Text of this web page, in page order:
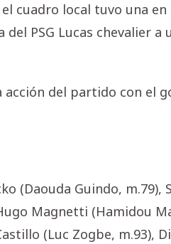
cuadro local tuvo una
PSG Lucas chevalier a
del partido con el
(Daouda Guindo, m.79),
Magnetti (Hamidou
(Luc Zogbe, m.93),